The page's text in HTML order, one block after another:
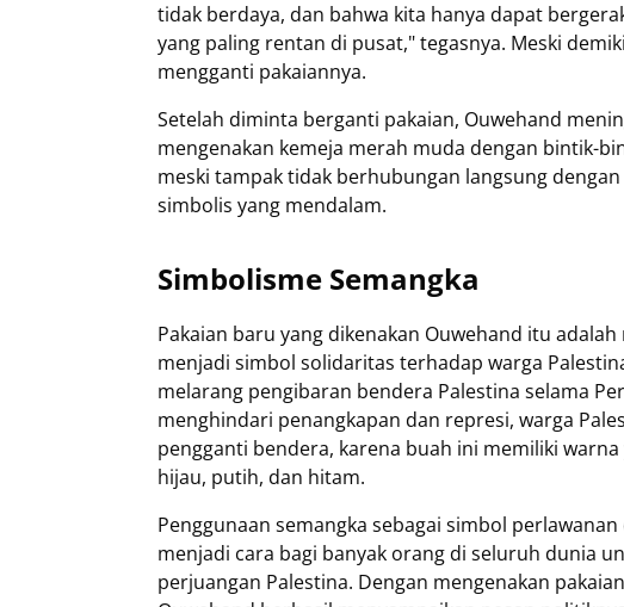
tidak berdaya, dan bahwa kita hanya dapat
yang paling rentan di pusat," tegasnya. Meski
mengganti pakaiannya.
Setelah diminta berganti pakaian, Ouwehand
mengenakan kemeja merah muda dengan bintik-
meski tampak tidak berhubungan langsung
simbolis yang mendalam.
Simbolisme Semangka
Pakaian baru yang dikenakan Ouwehand itu
menjadi simbol solidaritas terhadap warga
melarang pengibaran bendera Palestina selama
menghindari penangkapan dan represi, warga
pengganti bendera, karena buah ini memiliki
hijau, putih, dan hitam.
Penggunaan semangka sebagai simbol
menjadi cara bagi banyak orang di seluruh dunia
perjuangan Palestina. Dengan mengenakan